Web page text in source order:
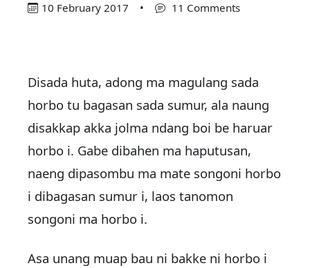
10 February 2017 • 11 Comments
Disada huta, adong ma magulang sada
horbo tu bagasan sada sumur, ala naung
disakkap akka jolma ndang boi be haruar
horbo i. Gabe dibahen ma haputusan,
naeng dipasombu ma mate songoni horbo
i dibagasan sumur i, laos tanomon
songoni ma horbo i.
Asa unang muap bau ni bakke ni horbo i